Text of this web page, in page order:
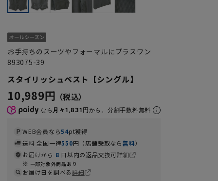
お手持ちのスーツやフォーマルにプラスワン
893075-39
スタイリッシュベスト【シングル】
10,989円
なら 月々1,831円から。分割手数料無料
WEB会員なら54pt獲得
送料 全国一律550円（店舗受取なら無料）
お届けから 8 日以内の返品交換可詳細
一部対象外商品あり
お届け日を調べる詳細